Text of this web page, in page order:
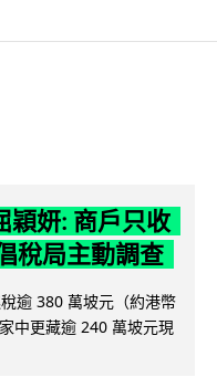
穎妍: 商戶只收
稅局主動調查
逾 380 萬坡元（約港幣
中更藏逾 240 萬坡元現